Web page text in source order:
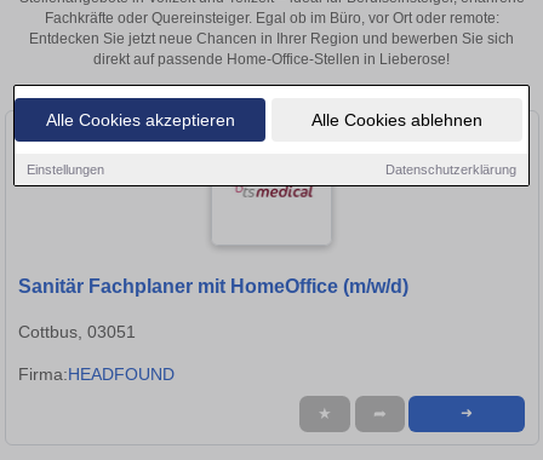
Alle Cookies akzeptieren Alle Cookies ablehnen
Einstellungen Datenschutzerklärung
Fachkräfte oder Quereinsteiger. Egal ob im Büro, vor Ort oder remote:
Entdecken Sie jetzt neue Chancen in Ihrer Region und bewerben Sie sich
direkt auf passende Home-Office-Stellen in Lieberose!
Sanitär Fachplaner mit HomeOffice (m/w/d)
Cottbus, 03051
Firma:HEADFOUND
★ ➦ ➜